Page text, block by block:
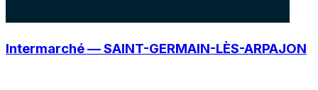
Intermarché — SAINT-GERMAIN-LÈS-ARPAJON